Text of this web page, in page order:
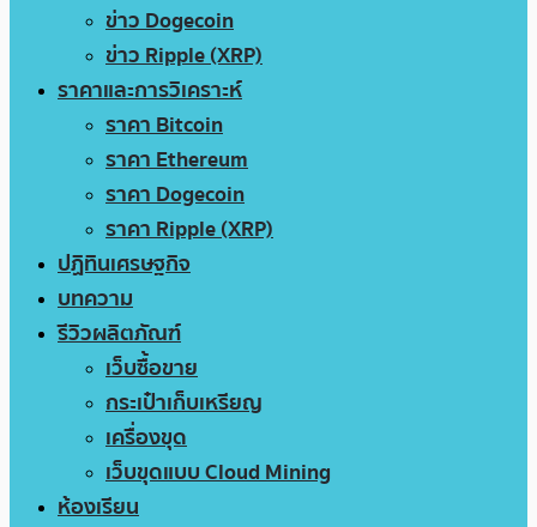
ข่าว Dogecoin
ข่าว Ripple (XRP)
ราคาและการวิเคราะห์
ราคา Bitcoin
ราคา Ethereum
ราคา Dogecoin
ราคา Ripple (XRP)
ปฏิทินเศรษฐกิจ
บทความ
รีวิวผลิตภัณฑ์
เว็บซื้อขาย
กระเป๋าเก็บเหรียญ
เครื่องขุด
เว็บขุดแบบ Cloud Mining
ห้องเรียน